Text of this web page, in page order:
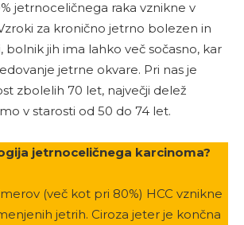
jetrnoceličnega raka vznikne v
za kronično jetrno bolezen in
bolnik jih ima lahko več sočasno, kar
jetrne okvare. Pri nas je
zbolelih 70 let, največji delež
v starosti od 50 do 74 let.
jetrnoceličnega karcinoma?
(več kot pri 80%) HCC vznikne
jetrih. Ciroza jeter je končna